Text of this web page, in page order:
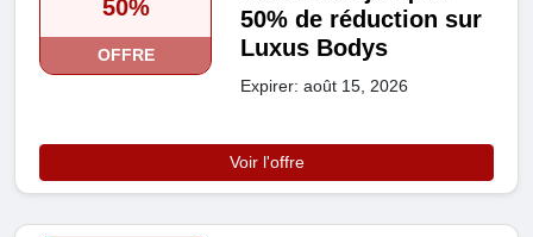
50%
OFFRE
50% de réduction sur
Luxus Bodys
Expirer: août 15, 2026
Voir l'offre